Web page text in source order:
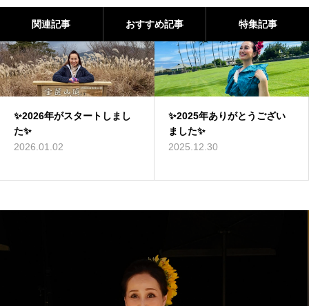
関連記事 おすすめ記事 特集記事
✨2026年がスタートしまし
た✨
2026.01.02
✨2025年ありがとうござい
ました✨
2025.12.30